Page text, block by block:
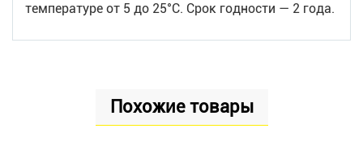
температуре от 5 до 25°С. Срок годности — 2 года.
Похожие товары